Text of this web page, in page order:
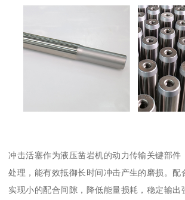
冲击活塞作为液压凿岩机的动力传输关键部件
处理，能有效抵御长时间冲击产生的磨损。配
实现小的配合间隙，降低能量损耗，稳定输出